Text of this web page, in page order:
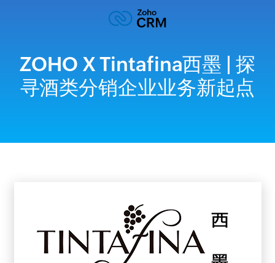
ZOHO X Tintafina西墨 | 探
寻酒类分销企业业务新起点